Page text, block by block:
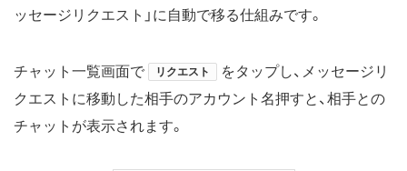
ッセージリクエスト」に自動で移る仕組みです。
チャット一覧画面で リクエスト
をタップし、メッセージリ
クエストに移動した相手のアカウント名押すと、相手との
チャットが表示されます。